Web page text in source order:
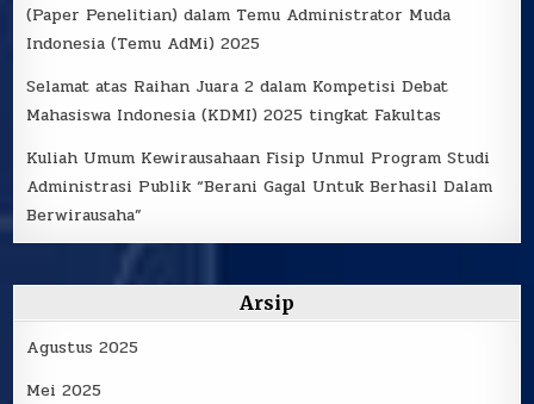
(Paper Penelitian) dalam Temu Administrator Muda
Indonesia (Temu AdMi) 2025
Selamat atas Raihan Juara 2 dalam Kompetisi Debat
Mahasiswa Indonesia (KDMI) 2025 tingkat Fakultas
Kuliah Umum Kewirausahaan Fisip Unmul Program Studi
Administrasi Publik “Berani Gagal Untuk Berhasil Dalam
Berwirausaha”
Arsip
Agustus 2025
Mei 2025